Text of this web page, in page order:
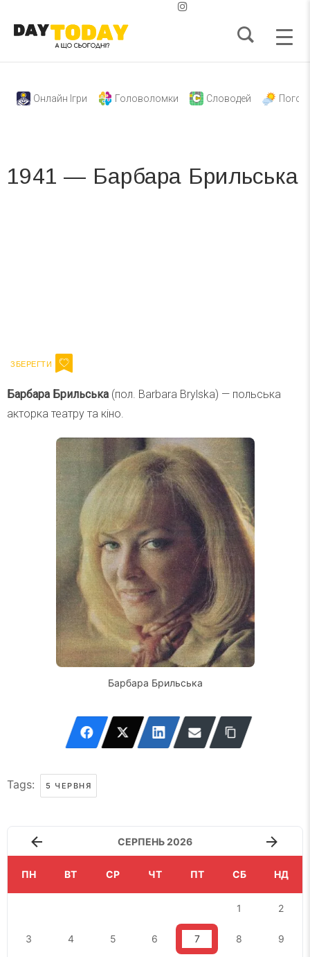
Онлайн Ігри Головоломки Словодей
1941 — Барбара Брильська
Барбара Брильська (пол. Barbara Brylska) — польська
акторка театру та кіно.
Барбара Брильська
Tags: 5 ЧЕРВНЯ
СЕРПЕНЬ 2026
ПН ВТ СР ЧТ ПТ СБ НД
1 2
3 4 5 6 7 8 9